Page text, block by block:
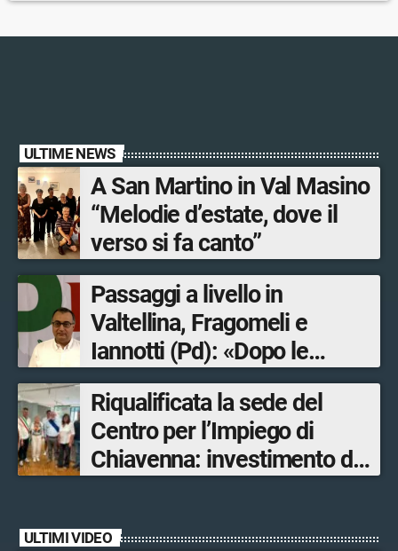
ULTIME NEWS
A San Martino in Val Masino
“Melodie d’estate, dove il
verso si fa canto”
Passaggi a livello in
Valtellina, Fragomeli e
Iannotti (Pd): «Dopo le
Olimpiadi solo un terzo delle
opere sostitutive sarà
ultimato entro il 2026»
Riqualificata la sede del
Centro per l’Impiego di
Chiavenna: investimento da
ULTIMI VIDEO